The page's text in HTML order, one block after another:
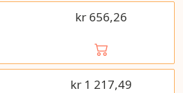
kr 656,26
kr 1 217,49